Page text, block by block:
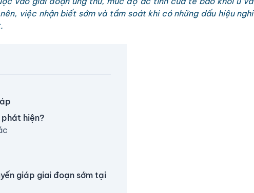
việc nhận biết sớm và tầm soát khi có những dấu hiệu nghi
hiện?
giáp giai đoạn sớm tại